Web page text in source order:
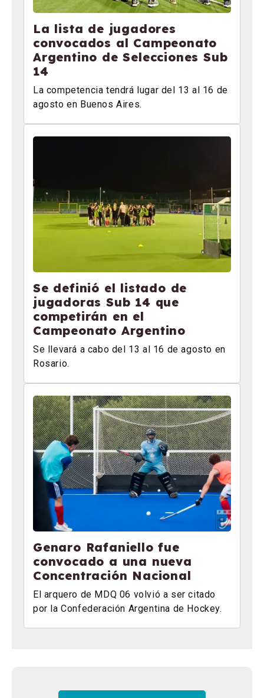
La lista de jugadores
convocados al Campeonato
Argentino de Selecciones Sub
14
La competencia tendrá lugar del 13 al 16 de
agosto en Buenos Aires.
Se definió el listado de
jugadoras Sub 14 que
competirán en el
Campeonato Argentino
Se llevará a cabo del 13 al 16 de agosto en
Rosario.
Genaro Rafaniello fue
convocado a una nueva
Concentración Nacional
El arquero de MDQ 06 volvió a ser citado
por la Confederación Argentina de Hockey.